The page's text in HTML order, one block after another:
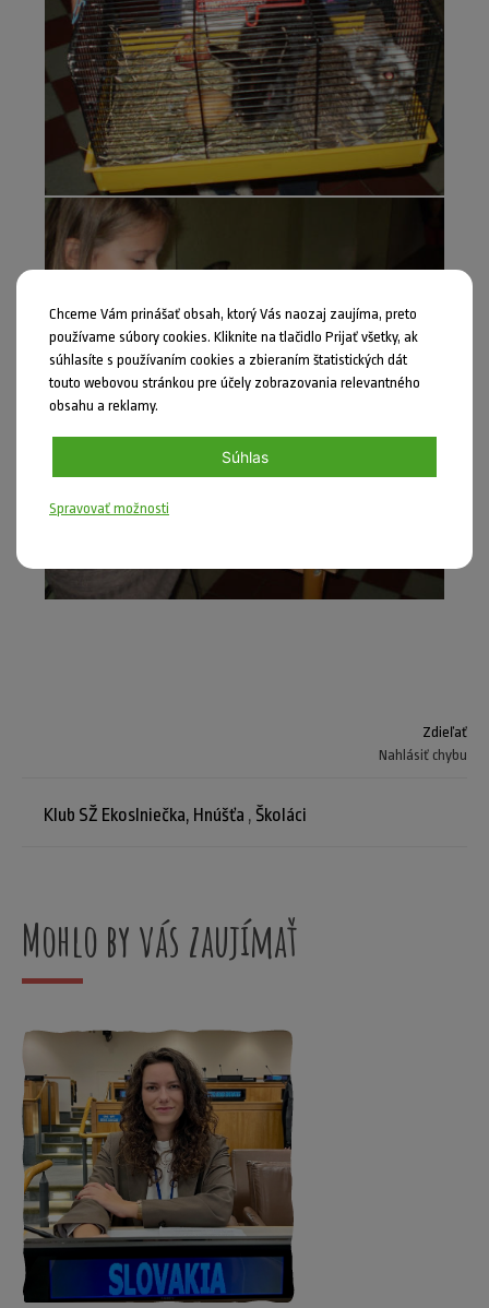
Zdieľať
Nahlásiť chybu
Klub SŽ Ekoslniečka, Hnúšťa , Školáci
Mohlo by vás zaujímať
Chceme Vám prinášať obsah, ktorý Vás naozaj zaujíma, preto
používame súbory cookies. Kliknite na tlačidlo Prijať všetky, ak
súhlasíte s používaním cookies a zbieraním štatistických dát
touto webovou stránkou pre účely zobrazovania relevantného
obsahu a reklamy.
Súhlas
Spravovať možnosti